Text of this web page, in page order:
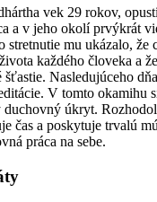
vek 29 rokov,
a v jeho okolí prvýkrát
mu ukázalo, že
každého človeka a
šťastie. Nasledujúceho
V tomto okamihu
duchovný úkryt.
čas a poskytuje trvalú
práca na sebe.